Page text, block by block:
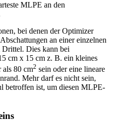
MLPE an den
bei denen der Optimizer
an einer einzelnen
Drittel. Dies kann bei
cm x 15 cm z. B. ein kleines
als 80 cm2 sein oder eine lineare
Mehr darf es nicht sein,
betroffen ist, um diesen MLPE-